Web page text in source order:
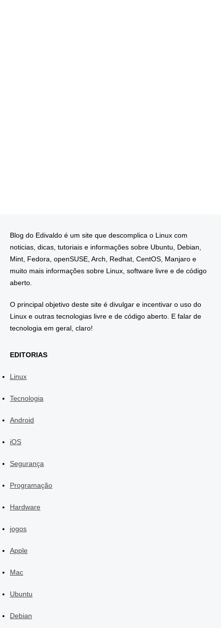
Blog do Edivaldo é um site que descomplica o Linux com
noticias, dicas, tutoriais e informações sobre Ubuntu, Debian,
Mint, Fedora, openSUSE, Arch, Redhat, CentOS, Manjaro e
muito mais informações sobre Linux, software livre e de código
aberto.
O principal objetivo deste site é divulgar e incentivar o uso do
Linux e outras tecnologias livre e de código aberto. E falar de
tecnologia em geral, claro!
EDITORIAS
Linux
Tecnologia
Android
iOS
Segurança
Programação
Hardware
jogos
Apple
Mac
Ubuntu
Debian